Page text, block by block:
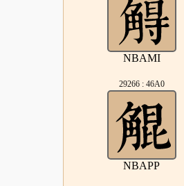
NBAMI
29266 : 46A0
NBAPP